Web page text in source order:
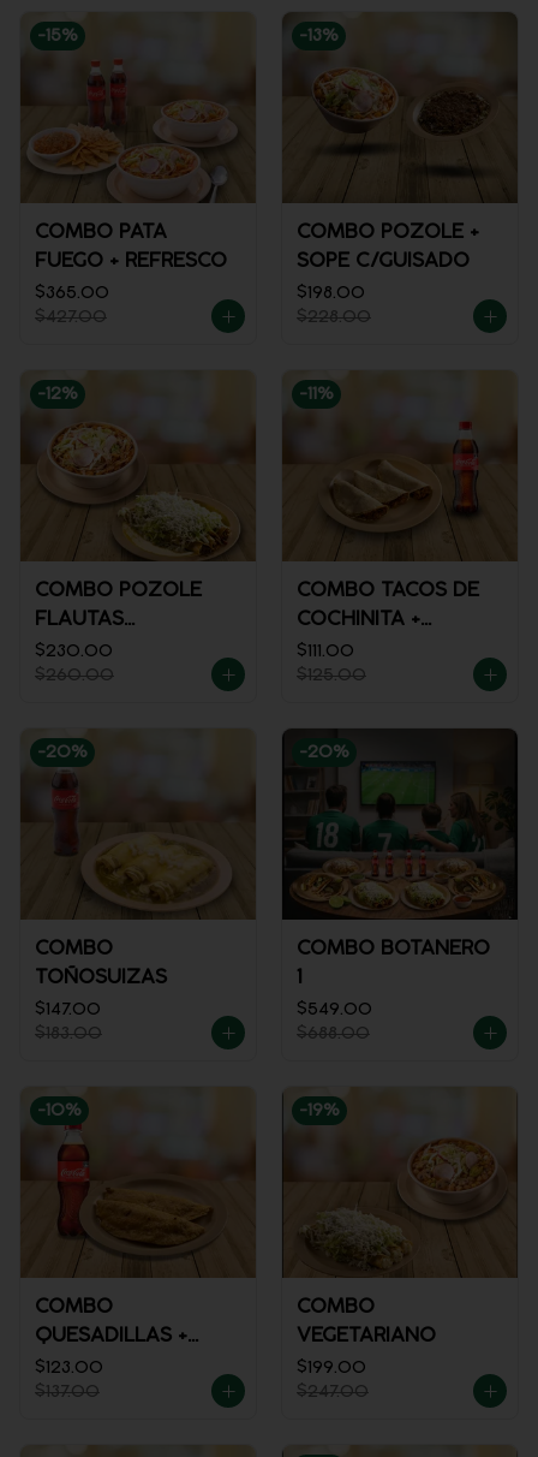
-15%
COMBO PATA
FUEGO + REFRESCO
$365.00
$427.00
-13%
COMBO POZOLE +
SOPE C/GUISADO
$198.00
$228.00
-12%
COMBO POZOLE
FLAUTAS
AHOGADAS
$230.00
$260.00
-11 %
COMBO TACOS DE
COCHINITA +
REFRESCO
$111.00
$125.00
-20%
COMBO
TOÑOSUIZAS
$147.00
$183.00
-20%
COMBO BOTANERO
1
$549.00
$688.00
-10%
COMBO
QUESADILLAS +
REFRESCO
$123.00
$137.00
-19%
COMBO
VEGETARIANO
$199.00
$247.00